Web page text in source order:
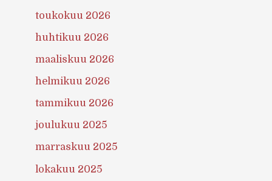
toukokuu 2026
huhtikuu 2026
maaliskuu 2026
helmikuu 2026
tammikuu 2026
joulukuu 2025
marraskuu 2025
lokakuu 2025